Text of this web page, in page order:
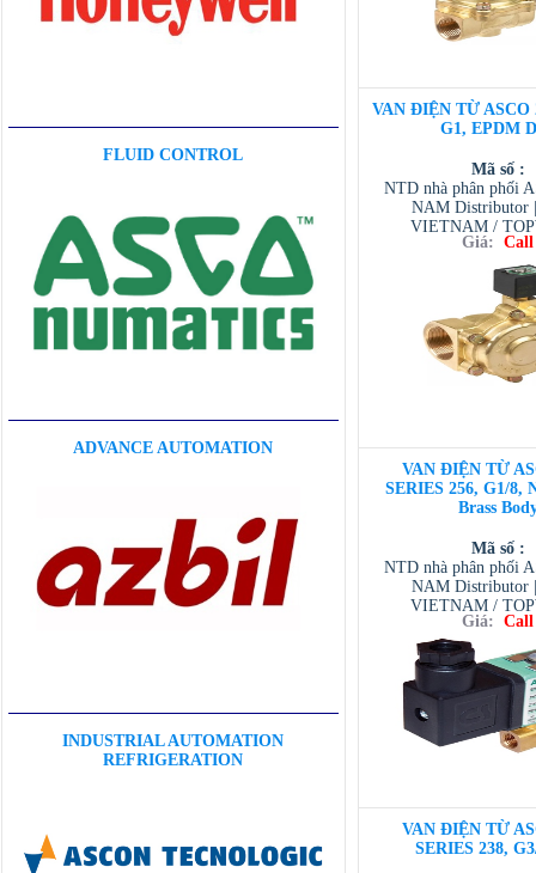
FLUID CONTROL
ADVANCE AUTOMATION
INDUSTRIAL AUTOMATION
REFRIGERATION
VAN ĐIỆN TỪ ASCO
G1, EPDM
Mã số :
NTD nhà phân phối
NAM Distributor
VIETNAM /
VIETNAM /
/ TESCOM
Giá: Call
VAN ĐIỆN TỪ
SERIES 256, G1/8,
Brass
Mã số :
NTD nhà phân phối
NAM Distributor
VIETNAM /
VIETNAM /
/ TESCOM
Giá: Call
VAN ĐIỆN TỪ
SERIES 238,